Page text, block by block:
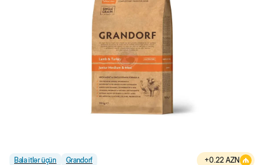
Bala itlər üçün Grandorf +0.22 AZN